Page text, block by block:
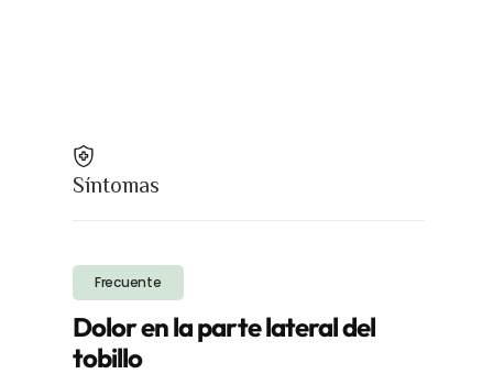
Síntomas
Frecuente
Dolor en la parte lateral del
tobillo